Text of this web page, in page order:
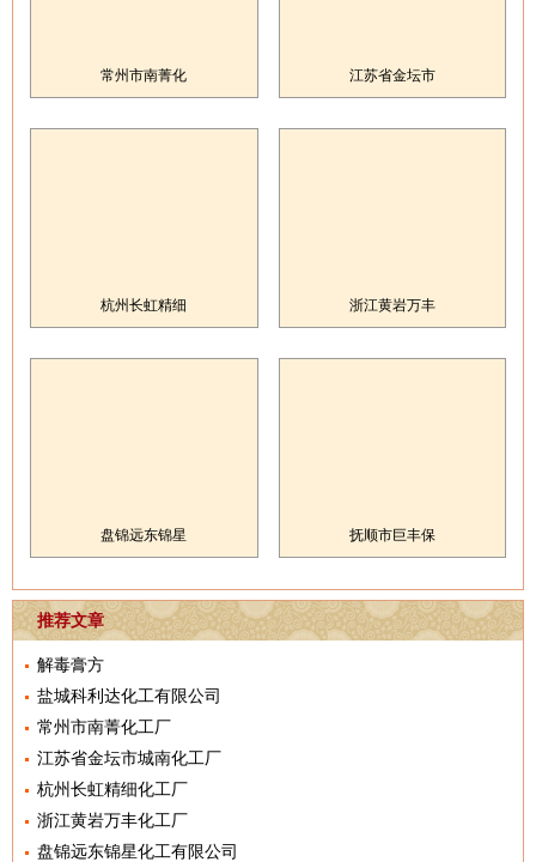
常州市南菁化 江苏省金坛市
杭州长虹精细 浙江黄岩万丰
盘锦远东锦星 抚顺市巨丰保
推荐文章
解毒膏方
盐城科利达化工有限公司
常州市南菁化工厂
江苏省金坛市城南化工厂
杭州长虹精细化工厂
浙江黄岩万丰化工厂
盘锦远东锦星化工有限公司